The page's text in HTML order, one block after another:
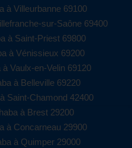
à Villeurbanne 69100
sur-Saône 69400
à Saint-Priest 69800
à Vénissieux 69200
Vaulx-en-Velin 69120
à Belleville 69220
Saint-Chamond 42400
à Brest 29200
à Concarneau 29900
à Quimper 29000